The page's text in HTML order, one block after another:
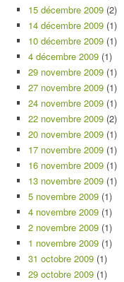
15 décembre 2009 (2)
14 décembre 2009 (1)
10 décembre 2009 (1)
4 décembre 2009 (1)
29 novembre 2009 (1)
27 novembre 2009 (1)
24 novembre 2009 (1)
22 novembre 2009 (2)
20 novembre 2009 (1)
17 novembre 2009 (1)
16 novembre 2009 (1)
13 novembre 2009 (1)
5 novembre 2009 (1)
4 novembre 2009 (1)
2 novembre 2009 (1)
1 novembre 2009 (1)
31 octobre 2009 (1)
29 octobre 2009 (1)